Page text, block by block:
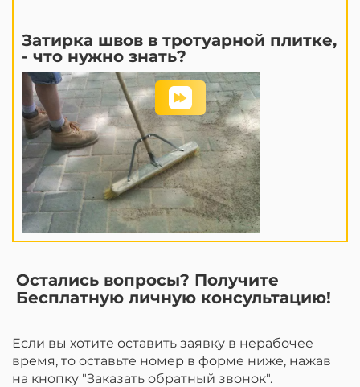
Затирка швов в тротуарной плитке,
- что нужно знать?
Остались вопросы? Получите
Бесплатную личную консультацию!
Если вы хотите оставить заявку в нерабочее
время, то оставьте номер в форме ниже, нажав
на кнопку "Заказать обратный звонок".